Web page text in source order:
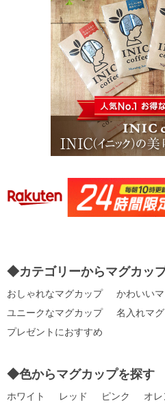
◆カテゴリーからマグカッ
おしゃれなマグカップ
かわいい
ユニークなマグカップ
名入れマ
プレゼントにおすすめ
◆色からマグカップを探す
ホワイト レッド ピンク オレ